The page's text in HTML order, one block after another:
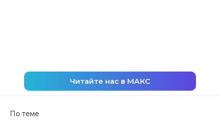
Читайте нас в МАКС
По теме